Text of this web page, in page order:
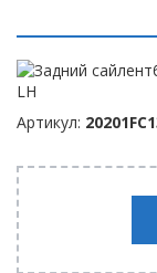
Артикул: